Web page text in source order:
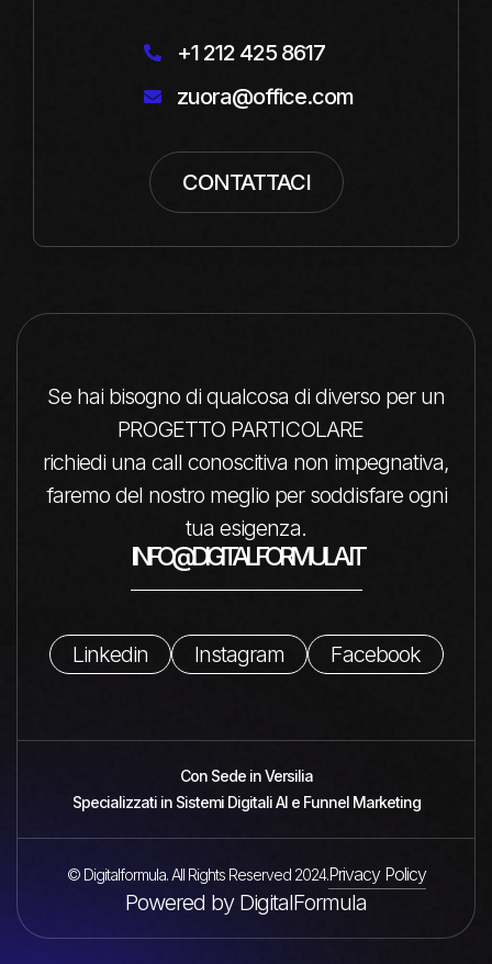
 +1 212 425 8617
 zuora@office.com
CONTATTACI
Se hai bisogno di qualcosa di diverso per un
PROGETTO PARTICOLARE
richiedi una call conoscitiva non impegnativa,
faremo del nostro meglio per soddisfare ogni
tua esigenza.
INFO@DIGITALFORMULA.IT
Linkedin Instagram Facebook
Con Sede in Versilia
Specializzati in Sistemi Digitali AI e Funnel Marketing
© Digitalformula. All Rights Reserved 2024.Privacy Policy
Powered by DigitalFormula